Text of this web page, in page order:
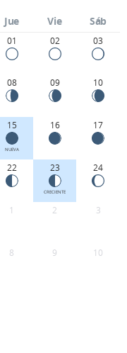
Jue Vie Sáb
01 02 03
08 09 10
15
NUEVA
16 17
22 23
CRECIENTE
24
1 2 3
8 9 10